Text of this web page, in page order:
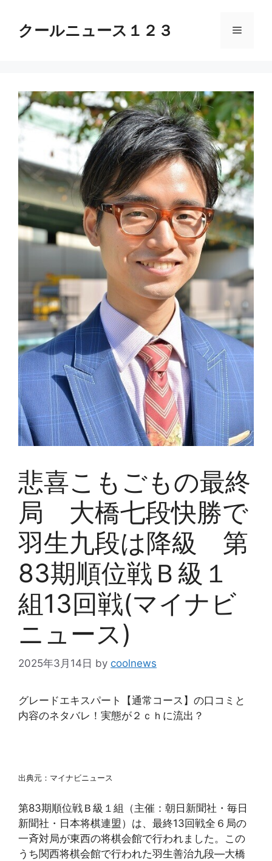
クールニュース１２３ メ
ュ
ー
悲喜こもごもの最終
局 大橋七段快勝で
羽生九段は降級 第
83期順位戦Ｂ級１
組13回戦(マイナビ
ニュース)
2025年3月14日 by coolnews
グレードエキスパート【通常コース】の口コミと
内容のネタバレ！実態が２ｃｈに流出？
出典元：マイナビニュース
第83期順位戦Ｂ級１組（主催：朝日新聞社・毎日
新聞社・日本将棋連盟）は、最終13回戦全６局の
一斉対局が東西の将棋会館で行われました。この
うち関西将棋会館で行われた羽生善治九段―大橋